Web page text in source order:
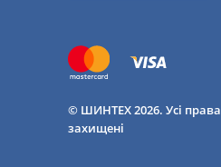
© ШИНТЕХ 2026. Усі права
захищені